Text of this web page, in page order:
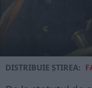
DISTRIBUIE ȘTIREA: